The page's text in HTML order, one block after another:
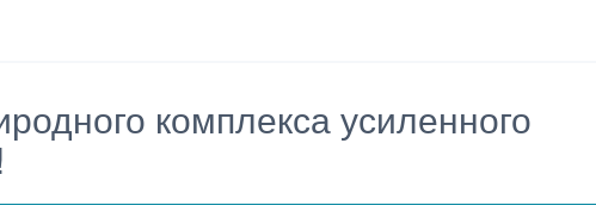
комплекса усиленного